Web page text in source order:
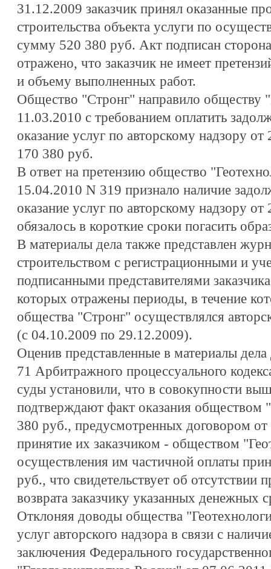
31.12.2009 заказчик принял оказанные
строительства объекта услуги по
сумму 520 380 руб. Акт подписан
отражено, что заказчик не имеет
и объему выполненных работ.
Общество "Стронг" направило обществу
11.03.2010 с требованием оплатить
оказание услуг по авторскому надзору
170 380 руб.
В ответ на претензию общество
15.04.2010 N 319 признало наличие
оказание услуг по авторскому надзору
обязалось в короткие сроки погасить
В материалы дела также представлен
строительством с регистрационными и
подписанными представителями
которых отражены периоды, в течение
общества "Стронг" осуществлялся
(с 04.10.2009 по 29.12.2009).
Оценив представленные в материалы дела
71 Арбитражного процессуального
суды установили, что в совокупности
подтверждают факт оказания обществом
380 руб., предусмотренных договором
принятие их заказчиком - обществом
осуществления им частичной оплаты
руб., что свидетельствует об отсутствии
возврата заказчику указанных денежных
Отклоняя доводы общества
услуг авторского надзора в связи с
заключения Федерального